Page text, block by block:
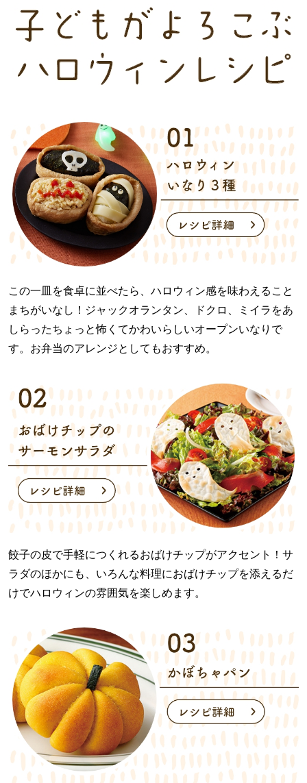
この一皿を食卓に並べたら、ハロウィン感を味わえること
まちがいなし！ジャックオランタン、ドクロ、ミイラをあ
しらったちょっと怖くてかわいらしいオープンいなりで
す。お弁当のアレンジとしてもおすすめ。
餃子の皮で手軽につくれるおばけチップがアクセント！サ
ラダのほかにも、いろんな料理におばけチップを添えるだ
けでハロウィンの雰囲気を楽しめます。